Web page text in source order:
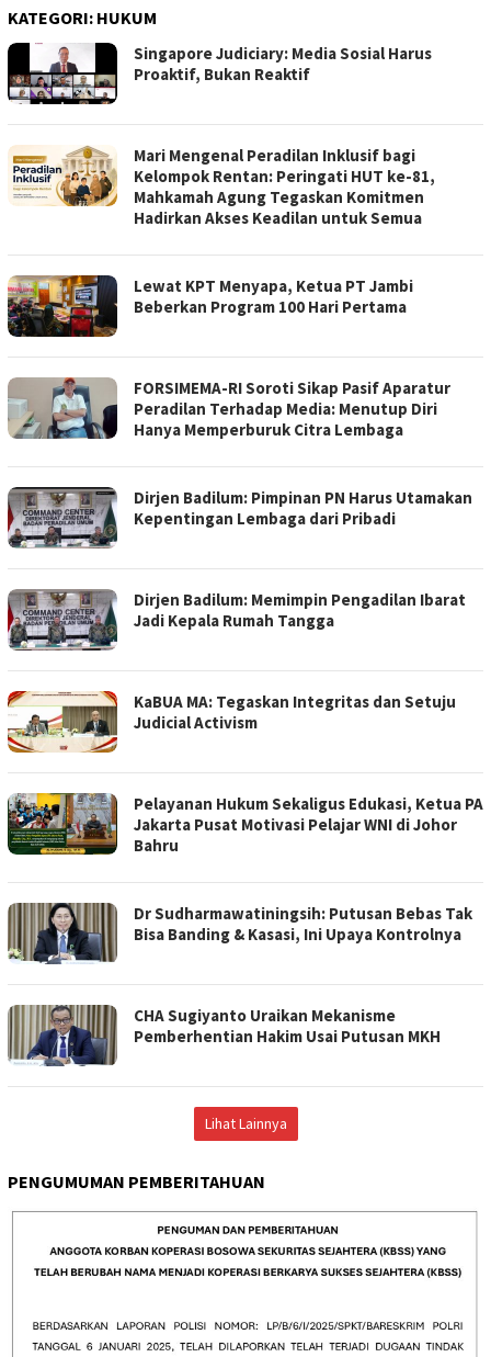
KATEGORI: HUKUM
Singapore Judiciary: Media Sosial Harus
Proaktif, Bukan Reaktif ‎
Mari Mengenal Peradilan Inklusif bagi
Kelompok Rentan: Peringati HUT ke-81,
Mahkamah Agung Tegaskan Komitmen
Hadirkan Akses Keadilan untuk Semua ‎
‎Lewat KPT Menyapa, Ketua PT Jambi
Beberkan Program 100 Hari Pertama ‎
FORSIMEMA-RI Soroti Sikap Pasif Aparatur
Peradilan Terhadap Media: Menutup Diri
Hanya Memperburuk Citra Lembaga ‎ ‎
‎Dirjen Badilum: Pimpinan PN Harus Utamakan
Kepentingan Lembaga dari Pribadi
Dirjen Badilum: Memimpin Pengadilan Ibarat
Jadi Kepala Rumah Tangga ‎
KaBUA MA: Tegaskan Integritas dan Setuju
Judicial Activism
Pelayanan Hukum Sekaligus Edukasi, Ketua PA
Jakarta Pusat Motivasi Pelajar WNI di Johor
Bahru
Dr Sudharmawatiningsih: Putusan Bebas Tak
Bisa Banding & Kasasi, Ini Upaya Kontrolnya
CHA Sugiyanto Uraikan Mekanisme
Pemberhentian Hakim Usai Putusan MKH ‎
Lihat Lainnya
PENGUMUMAN PEMBERITAHUAN